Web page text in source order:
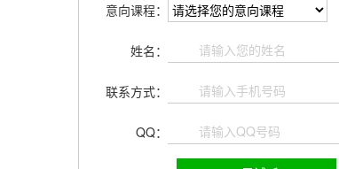
意向课程：
姓名：
联系方式：
QQ：